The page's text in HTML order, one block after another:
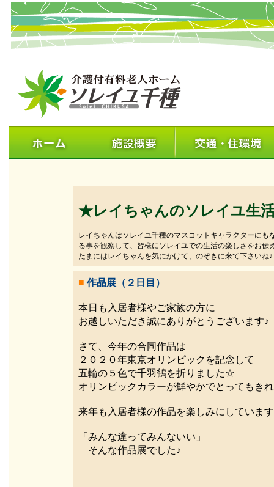
★レイちゃんのソレイユ生
レイちゃんはソレイユ千種のマスコットキャラクターに
る事を観察して、皆様にソレイユでの生活の楽しさをお伝
たまにはレイちゃんを気にかけて、のぞきに来て下さいね♪
■ 作品展（２日目）
本日も入居者様やご家族の方に
お越しいただき誠にありがとうございます♪
さて、今年の合同作品は
２０２０年東京オリンピックを記念して
五輪の５色で千羽鶴を折りました☆
オリンピックカラーが鮮やかでとってもき
来年も入居者様の作品を楽しみにしていま
「みんな違ってみんないい」
そんな作品展でした♪